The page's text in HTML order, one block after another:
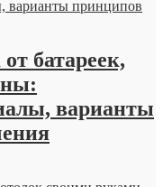
батареек,
варианты